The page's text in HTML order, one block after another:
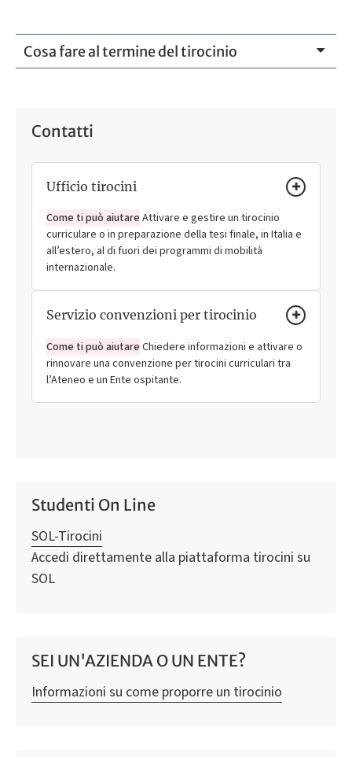
Cosa fare al termine del tirocinio
Contatti
Ufficio tirocini
Come ti può aiutareAttivare e gestire un tirocinio
curriculare o in preparazione della tesi finale, in Italia e
all’estero, al di fuori dei programmi di mobilità
internazionale.
Servizio convenzioni per tirocinio
Come ti può aiutareChiedere informazioni e attivare o
rinnovare una convenzione per tirocini curriculari tra
l’Ateneo e un Ente ospitante.
Studenti On Line
SOL-Tirocini
Accedi direttamente alla piattaforma tirocini su
SOL
SEI UN'AZIENDA O UN ENTE?
Informazioni su come proporre un tirocinio